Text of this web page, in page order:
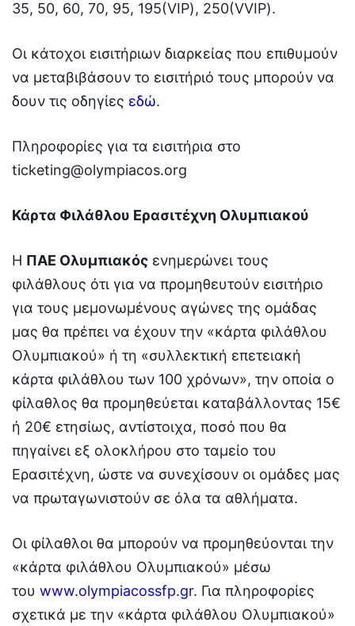
35, 50, 60, 70, 95, 195(VIP), 250(VVIP).
Οι κάτοχοι εισιτήριων διαρκείας που επιθυμούν
να μεταβιβάσουν το εισιτήριό τους μπορούν να
δουν τις οδηγίες εδώ.
Πληροφορίες για τα εισιτήρια στο
ticketing@olympiacos.org
Κάρτα Φιλάθλου Ερασιτέχνη Ολυμπιακού
Η ΠΑΕ Ολυμπιακός ενημερώνει τους
φιλάθλους ότι για να προμηθευτούν εισιτήριο
για τους μεμονωμένους αγώνες της ομάδας
μας θα πρέπει να έχουν την «κάρτα φιλάθλου
Ολυμπιακού» ή τη «συλλεκτική επετειακή
κάρτα φιλάθλου των 100 χρόνων», την οποία ο
φίλαθλος θα προμηθεύεται καταβάλλοντας 15€
ή 20€ ετησίως, αντίστοιχα, ποσό που θα
πηγαίνει εξ ολοκλήρου στο ταμείο του
Ερασιτέχνη, ώστε να συνεχίσουν οι ομάδες μας
να πρωταγωνιστούν σε όλα τα αθλήματα.
Οι φίλαθλοι θα μπορούν να προμηθεύονται την
«κάρτα φιλάθλου Ολυμπιακού» μέσω
του www.olympiacossfp.gr. Για πληροφορίες
σχετικά με την «κάρτα φιλάθλου Ολυμπιακού»